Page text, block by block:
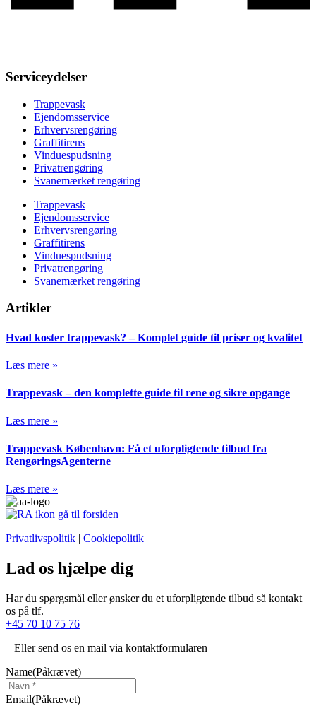
Serviceydelser
Trappevask
Ejendomsservice
Erhvervsrengøring
Graffitirens
Vinduespudsning
Privatrengøring
Svanemærket rengøring
Trappevask
Ejendomsservice
Erhvervsrengøring
Graffitirens
Vinduespudsning
Privatrengøring
Svanemærket rengøring
Artikler
Hvad koster trappevask? – Komplet guide til priser og kvalitet
Læs mere »
Trappevask – den komplette guide til rene og sikre opgange
Læs mere »
Trappevask København: Få et uforpligtende tilbud fra
RengøringsAgenterne
Læs mere »
Privatlivspolitik | Cookiepolitik
Lad os hjælpe dig
Har du spørgsmål eller ønsker du et uforpligtende tilbud så kontakt
os på tlf.
+45 70 10 75 76
– Eller send os en mail via kontaktformularen
Name(Påkrævet)
Email(Påkrævet)